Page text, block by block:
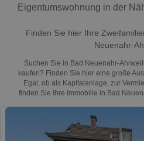
Eigentumswohnung in der
Finden Sie hier Ihre
Neuenahr-
Suchen Sie in Bad Neuenahr-
kaufen? Finden Sie hier eine große
Egal, ob als Kapitalanlage, zur
finden Sie Ihre Immobilie in Bad